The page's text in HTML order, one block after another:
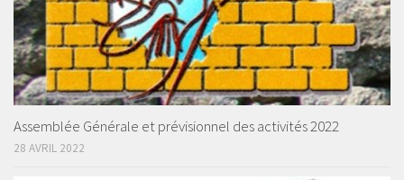
Assemblée Générale et prévisionnel des activités 2022
28 AVRIL 2022